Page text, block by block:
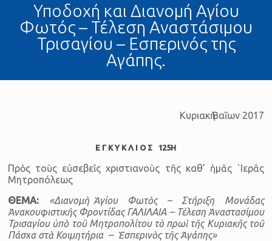
Υποδοχή και Διανομή Αγίου
Φωτός – Τέλεση Αναστάσιμου
Τρισαγίου – Εσπερινός της
Αγάπης.
Κυριακὴ Βαῒων 2017
Ε Γ Κ Υ Κ Λ Ι Ο Σ 125Η
Πρὸς τοὺς εὐσεβεῖς χριστιανοὺς τῆς καθ’ ἡμᾶς ῾Ιερᾶς
Μητροπόλεως
ΘΕΜΑ: «Διανομὴ Ἁγίου Φωτὸς – Στήριξη Μονάδας
Ἀνακουφιστικῆς Φροντίδας ΓΑΛΙΛΑΙΑ – Τέλεση Ἀναστασίμου
Τρισαγίου ὑπὸ τοῦ Μητροπολίτου τὸ πρωὶ τῆς Κυριακῆς τοῦ
Πάσχα στὰ Κοιμητήρια – Ἑσπερινὸς τῆς Ἀγάπης»